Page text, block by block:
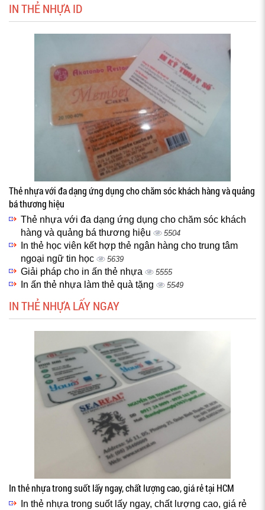
IN THẺ NHỰA ID
Thẻ nhựa với đa dạng ứng dụng cho chăm sóc khách hàng và quảng
bá thương hiệu
Thẻ nhựa với đa dạng ứng dụng cho chăm sóc khách
hàng và quảng bá thương hiệu
5504
In thẻ học viên kết hợp thẻ ngân hàng cho trung tâm
ngoại ngữ tin học
5639
Giải pháp cho in ấn thẻ nhựa 5555
In ấn thẻ nhựa làm thẻ quà tặng 5549
IN THẺ NHỰA LẤY NGAY
In thẻ nhựa trong suốt lấy ngay, chất lượng cao, giá rẻ tại HCM
In thẻ nhựa trong suốt lấy ngay, chất lượng cao, giá rẻ